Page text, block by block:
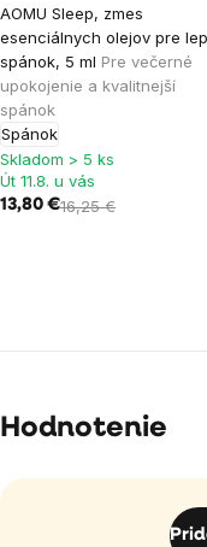
AOMU Sleep, zmes
esenciálnych olejov pre
spánok, 5 ml Pre večerné
upokojenie a kvalitnejší
spánok
Spánok
Skladom > 5 ks
Út 11.8. u vás
13,80 €16,25 €
Hodnotenie